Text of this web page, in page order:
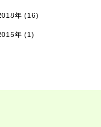
年 (16)
年 (1)